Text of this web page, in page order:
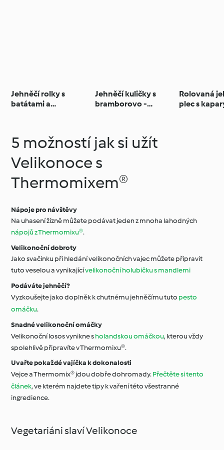
Jehněčí rolky s
batátami a
Jehněčí kuličky s
bramborovo -
omáčkou
Rolovaná
plec s
5 možností jak si užít
Velikonoce s
Thermomixem®
Nápoje pro návštěvy
Na uhasení žízně můžete podávat jeden z mnoha lahodných
nápojů z Thermomixu®.
Velikonoční dobroty
Jako svačinku při hledání velikonočních vajec můžete připravit
tuto veselou a vynikajícívelikonoční holubičku s mandlemi
Podáváte jehněčí?
Vyzkoušejte jako doplněk k chutnému jehněčímu tuto pesto
omáčku.
Snadné velikonoční omáčky
Velikonoční losos vynikne sholandskou omáčkou, kterou vždy
spolehlivě připravíte v Thermomixu®.
Uvařte pokaždé vajíčka k dokonalosti
Vejce a Thermomix® jdou dobře dohromady.Přečtěte si tento
článek, ve kterém najdete tipy k vaření této všestranné
ingredience.
Vegetariáni slaví Velikonoce